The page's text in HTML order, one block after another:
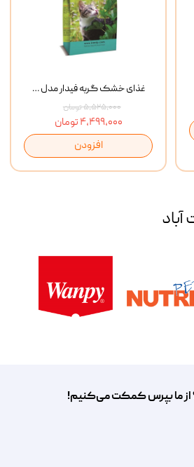
غذای خشک گربه فیدار مدل Adult وزن 10 کیلوگرم
۵,۵۲۵,۰۰۰ تومان
۴,۴۹۹,۰۰۰ تومان
افزودن
از ما بپرس کمکت می‌کنیم!